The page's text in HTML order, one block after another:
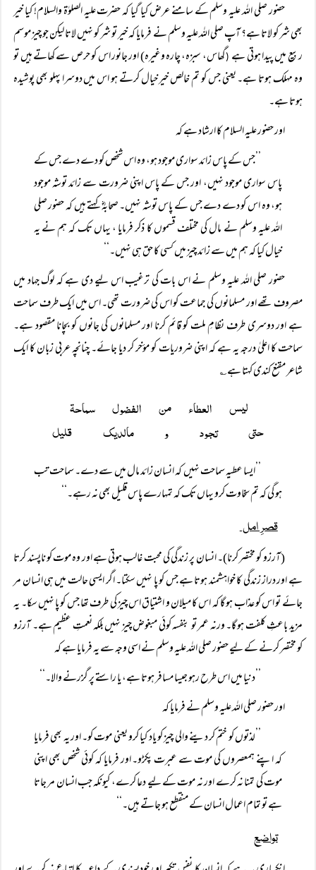
حضور صلی اللہ علیہ وسلم کے سامنے عرض کیا گیا کہ حضرت علیہ الصلوٰۃ والسلام! کیا خیر
بھی شر کو لاتا ہے؟ آپ صلی اللہ علیہ وسلم نے فرمایا کہ خیر تو شر کو نہیں لاتا لیکن جو چیز موسم
ربیع میں پیدا ہوتی ہے (گھاس، سبزہ، چارہ وغیرہ) اور جانور اس کو حرص سے کھاتے ہیں تو
وہ مہلک ہوتا ہے۔ یعنی جس کو تم خالص خیر خیال کرتے ہو اس میں دوسرا پہلو بھی پوشیدہ
ہوتا ہے۔
اور حضور علیہ السلام کا ارشاد ہے کہ
’’جس کے پاس زائد سواری موجود ہو، وہ اس شخص کو دے دے جس کے
پاس سواری موجود نہیں، اور جس کے پاس اپنی ضرورت سے زائد توشہ موجود
ہو، وہ اس کو دے دے جس کے پاس توشہ نہیں۔ صحابہؓ کہتے ہیں کہ حضور صلی
اللہ علیہ وسلم نے مال کی مختلف قسموں کا ذکر فرمایا ، یہاں تک کہ ہم نے یہ
خیال کیا کہ ہم میں سے زائد چیز میں کسی کا حق ہی نہیں۔‘‘
حضور صلی اللہ علیہ وسلم نے اس بات کی ترغیب اس لیے دی ہے کہ لوگ جہاد میں
مصروف تھے اور مسلمانوں کی جماعت کو اس کی ضرورت تھی۔ اس میں ایک طرف سماحت
ہے اور دوسری طرف نظامِ ملت کو قائم کرنا اور مسلمانوں کی جانوں کو بچانا مقصود ہے۔
سماحت کا اعلیٰ درجہ یہ ہے کہ اپنی ضروریات کو مؤخر کر دیا جائے۔ چنانچہ عربی زبان کا ایک
شاعر مقنع کندی کہتا ہے؎
حتی تجود و مالدیک قلیل
’’ایسا عطیہ سماحت نہیں کہ انسان زائد مال میں سے دے۔ سماحت تب
ہو گی کہ تم سخاوت کرو یہاں تک کہ تمہارے پاس قلیل بھی نہ رہے۔‘‘
قصرِ امل
(آرزو کو مختصر کرنا)۔ انسان پر زندگی کی محبت غالب ہوتی ہے اور وہ موت کو ناپسند کرتا
ہے اور دراز زندگی کا خواہشمند ہوتا ہے جس کو پا نہیں سکتا۔ اگر ایسی حالت میں ہی انسان مر
جائے تو اس کو عذاب ہو گا کہ اس کا میلان و اشتیاق اس چیز کی طرف تھا جس کو پا نہیں سکا۔ یہ
مزید باعثِ کلفت ہو گا۔ ورنہ عمر تو بنفسہ کوئی مبغوض چیز نہیں بلکہ نعمتِ عظیم ہے۔ آرزو
کو مختصر کرنے کے لیے حضور صلی اللہ علیہ وسلم نے اسی وجہ سے یہ فرمایا ہے کہ
’’دنیا میں اس طرح رہو جیسا مسافر ہوتا ہے، یا راستے پر گزرنے والا۔‘‘
اور حضور صلی اللہ علیہ وسلم نے فرمایا کہ
’’لذتوں کو ختم کر دینے والی چیز کو یاد کیا کرو یعنی موت کو۔ اور یہ بھی فرمایا
کہ اپنے ہمعصروں کی موت سے عبرت پکڑو۔ اور فرمایا کہ کوئی شخص بھی اپنی
موت کی تمنا نہ کرے اور نہ موت کے لیے دعا کرے، کیونکہ جب انسان مر جاتا
ہے تو تمام اعمال انسان کے منقطع ہو جاتے ہیں۔‘‘
تواضع